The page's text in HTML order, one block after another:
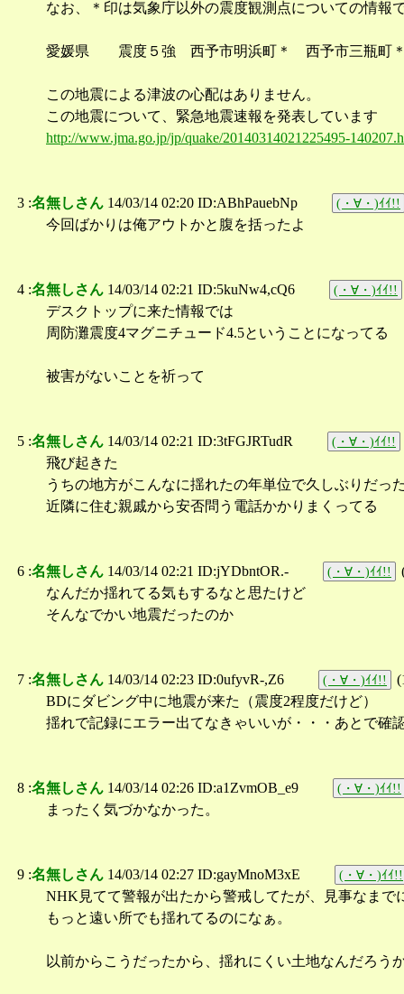
なお、＊印は気象庁以外の震度観測点についての情報で
愛媛県 震度５強 西予市明浜町＊ 西予市三瓶町＊
この地震による津波の心配はありません。
この地震について、緊急地震速報を発表しています
http://www.jma.go.jp/jp/quake/20140314021225495-
3 :名無しさん 14/03/14 02:20 ID:ABhPauebNp (・∀・)ｲｲ!!
今回ばかりは俺アウトかと腹を括ったよ
4 :名無しさん 14/03/14 02:21 ID:5kuNw4,cQ6 (・∀・)ｲｲ!!
デスクトップに来た情報では
周防灘震度4マグニチュード4.5ということになってる
被害がないことを祈って
5 :名無しさん 14/03/14 02:21 ID:3tFGJRTudR (・∀・)ｲｲ!!
飛び起きた
うちの地方がこんなに揺れたの年単位で久しぶりだった
近隣に住む親戚から安否問う電話かかりまくってる
6 :名無しさん 14/03/14 02:21 ID:jYDbntOR.- (・∀・)ｲｲ!!
なんだか揺れてる気もするなと思たけど
そんなでかい地震だったのか
7 :名無しさん 14/03/14 02:23 ID:0ufyvR-,Z6 (・∀・)ｲｲ!! (
BDにダビング中に地震が来た（震度2程度だけど）
揺れで記録にエラー出てなきゃいいが・・・あとで確
8 :名無しさん 14/03/14 02:26 ID:a1ZvmOB_e9 (・∀・)ｲｲ!!
まったく気づかなかった。
9 :名無しさん 14/03/14 02:27 ID:gayMnoM3xE (・∀・)ｲｲ!!
NHK見てて警報が出たから警戒してたが、見事なまで
もっと遠い所でも揺れてるのになぁ。
以前からこうだったから、揺れにくい土地なんだろう